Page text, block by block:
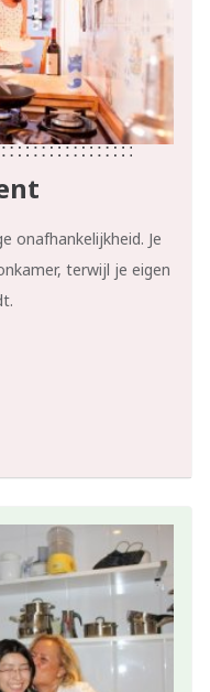
onafhankelijkheid. Je
terwijl je eigen